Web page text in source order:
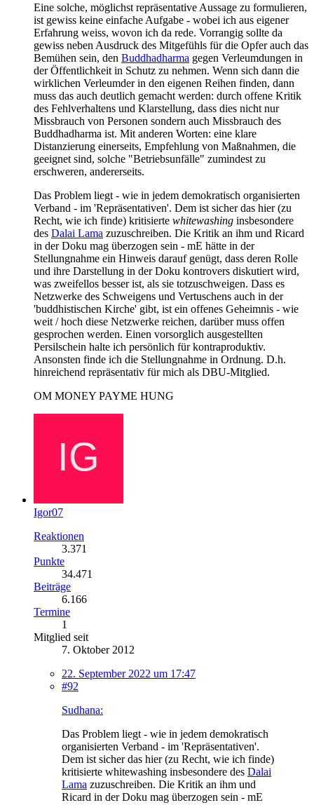
Eine solche, möglichst repräsentative Aussage zu formulieren,
ist gewiss keine einfache Aufgabe - wobei ich aus eigener
Erfahrung weiss, wovon ich da rede. Vorrangig sollte da
gewiss neben Ausdruck des Mitgefühls für die Opfer auch das
Bemühen sein, den Buddhadharma gegen Verleumdungen in
der Öffentlichkeit in Schutz zu nehmen. Wenn sich dann die
wirklichen Verleumder in den eigenen Reihen finden, dann
muss das auch deutlich gemacht werden: durch offene Kritik
des Fehlverhaltens und Klarstellung, dass dies nicht nur
Missbrauch von Personen sondern auch Missbrauch des
Buddhadharma ist. Mit anderen Worten: eine klare
Distanzierung einerseits, Empfehlung von Maßnahmen, die
geeignet sind, solche "Betriebsunfälle" zumindest zu
erschweren, andererseits.
Das Problem liegt - wie in jedem demokratisch organisierten
Verband - im 'Repräsentativen'. Dem ist sicher das hier (zu
Recht, wie ich finde) kritisierte whitewashing insbesondere
des Dalai Lama zuzuschreiben. Die Kritik an ihm und Ricard
in der Doku mag überzogen sein - mE hätte in der
Stellungnahme ein Hinweis darauf genügt, dass deren Rolle
und ihre Darstellung in der Doku kontrovers diskutiert wird,
was zweifellos besser ist, als sie totzuschweigen. Dass es
Netzwerke des Schweigens und Vertuschens auch in der
'buddhistischen Kirche' gibt, ist ein offenes Geheimnis - wie
weit / hoch diese Netzwerke reichen, darüber muss offen
gesprochen werden. Einen vorsorglich ausgestellten
Persilschein halte ich persönlich für kontraproduktiv.
Ansonsten finde ich die Stellungnahme in Ordnung. D.h.
hinreichend repräsentativ für mich als DBU-Mitglied.
OM MONEY PAYME HUNG
Igor07
Reaktionen
3.371
Punkte
34.471
Beiträge
6.166
Termine
1
Mitglied seit
7. Oktober 2012
22. September 2022 um 17:47
#92
Sudhana:
Das Problem liegt - wie in jedem demokratisch
organisierten Verband - im 'Repräsentativen'.
Dem ist sicher das hier (zu Recht, wie ich finde)
kritisierte whitewashing insbesondere des Dalai
Lama zuzuschreiben. Die Kritik an ihm und
Ricard in der Doku mag überzogen sein - mE